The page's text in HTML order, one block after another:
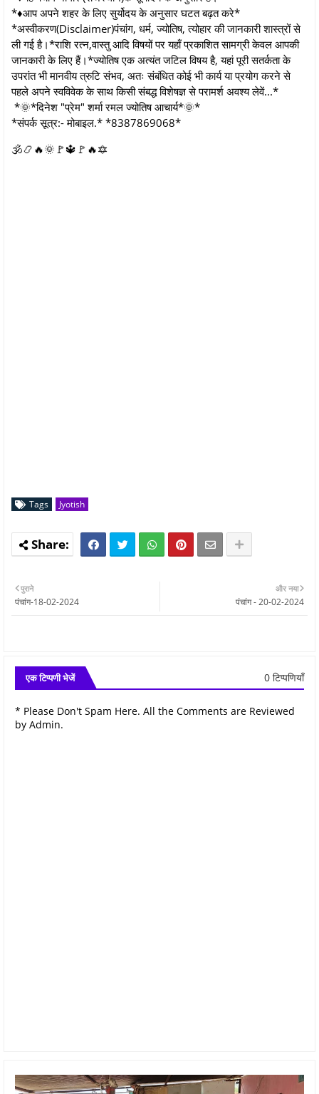
*♦️आप अपने शहर के लिए सुर्योदय के अनुसार घटत बढ़त करे*
*अस्वीकरण(Disclaimer)पंचांग, धर्म, ज्योतिष, त्योहार की जानकारी शास्त्रों से
ली गई है।*राशि रत्न,वास्तु आदि विषयों पर यहाँ प्रकाशित सामग्री केवल आपकी
जानकारी के लिए हैं।*ज्योतिष एक अत्यंत जटिल विषय है, यहां पूरी सतर्कता के
उपरांत भी मानवीय त्रुटि संभव, अतः संबंधित कोई भी कार्य या प्रयोग करने से
पहले अपने स्वविवेक के साथ किसी संबद्ध विशेषज्ञ से परामर्श अवश्य लेवें...*
*🌞*दिनेश "प्रेम" शर्मा रमल ज्योतिष आचार्य*🌞*
*संपर्क सूत्र:- मोबाइल.* *8387869068*
🕉️📿🔥🌞🚩🔱🚩🔥🔯
Tags Jyotish
और नया
पंचांग - 20-02-2024
पुराने
पंचांग-18-02-2024
एक टिप्पणी भेजें 0 टिप्पणियाँ
* Please Don't Spam Here. All the Comments are Reviewed
by Admin.